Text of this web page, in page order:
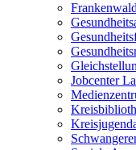
Jobcenter